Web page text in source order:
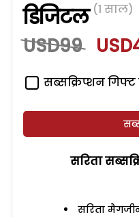
डिजिटल (1 साल)
USD99
सब्सक्रिप्शन
सरिता
सरिता